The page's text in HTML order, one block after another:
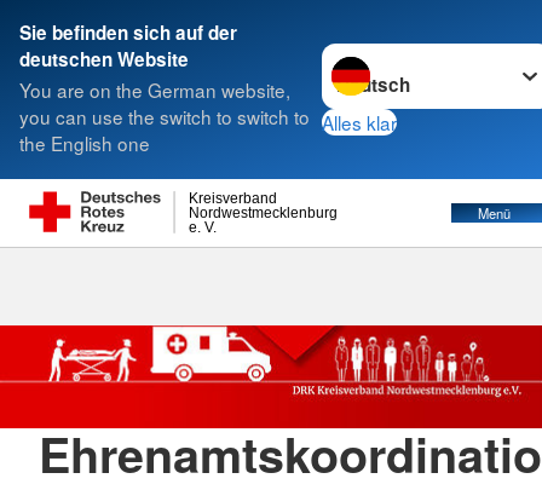
Sie befinden sich auf der
deutschen Website
You are on the German website,
you can use the switch to switch to
the English one
Sprache wechseln zu
Alles klar
e. V.
Nordwestmecklenburg
Kreisverband
Menü
Suche
Ehrenamtkoordination